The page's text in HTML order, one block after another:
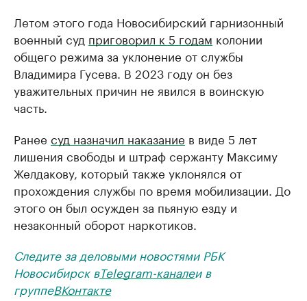
Летом этого года Новосибирский гарнизонный
военный суд приговорил к 5 годам колонии
общего режима за уклонение от службы
Владимира Гусева. В 2023 году он без
уважительных причин не явился в воинскую
часть.
Ранее суд назначил наказание в виде 5 лет
лишения свободы и штраф сержанту Максиму
Желдакову, который также уклонялся от
прохождения службы по время мобилизации. До
этого он был осужден за пьяную езду и
незаконный оборот наркотиков.
Следите за деловыми новостями РБК
Новосибирск вTelegram-каналеи в
группеВКонтакте